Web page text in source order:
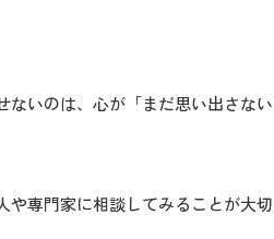
ないのは、心が「まだ思い出さない
や専門家に相談してみることが大切